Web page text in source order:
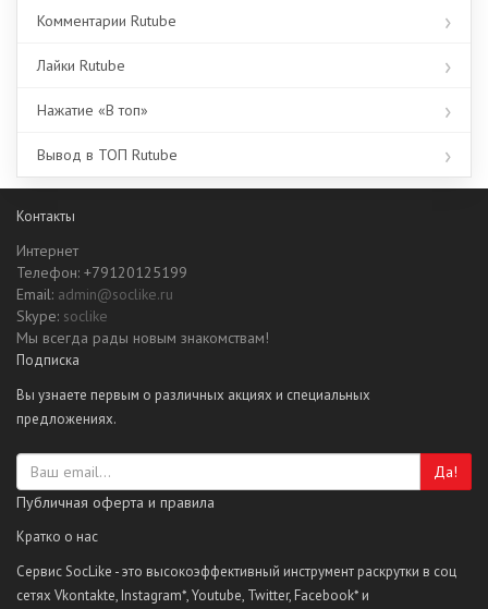
Комментарии Rutube
Лайки Rutube
Нажатие «В топ»
Вывод в ТОП Rutube
Контакты
Интернет
Телефон: +79120125199
Email: admin@soclike.ru
Skype: soclike
Мы всегда рады новым знакомствам!
Подписка
Вы узнаете первым о различных акциях и специальных
предложениях.
Да!
Публичная оферта и правила
Кратко о нас
Сервис SocLike - это высокоэффективный инструмент раскрутки в соц
сетях Vkontakte, Instagram*, Youtube, Twitter, Facebook* и